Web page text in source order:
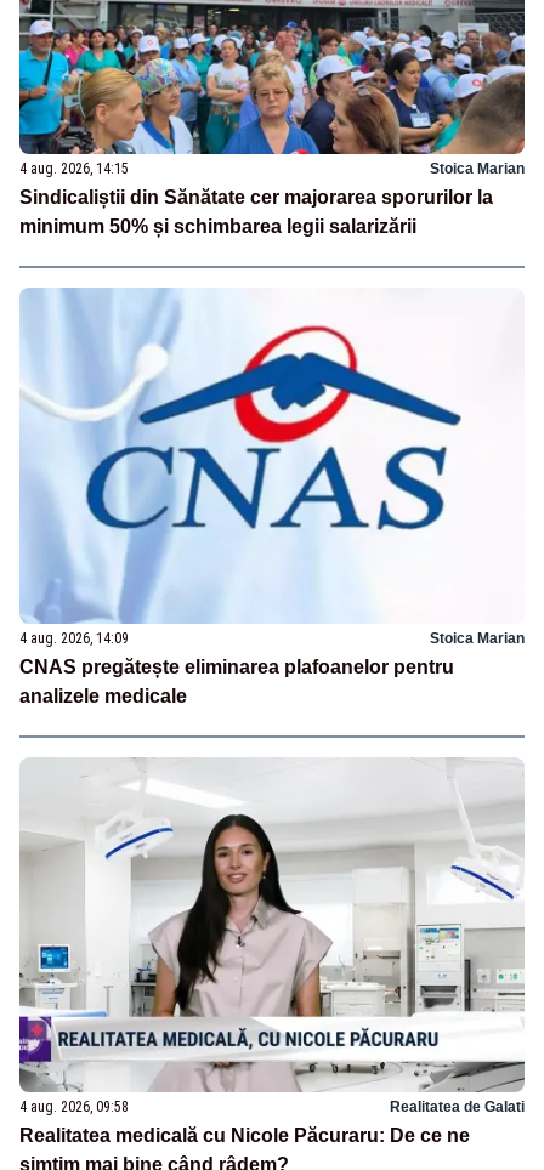
4 aug. 2026, 14:15 Stoica Marian
Sindicaliștii din Sănătate cer majorarea sporurilor la
minimum 50% și schimbarea legii salarizării
4 aug. 2026, 14:09 Stoica Marian
CNAS pregătește eliminarea plafoanelor pentru
analizele medicale
4 aug. 2026, 09:58 Realitatea de Galati
Realitatea medicală cu Nicole Păcuraru: De ce ne
simțim mai bine când râdem?